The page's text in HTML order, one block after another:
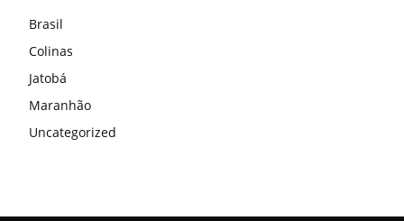
Brasil
Colinas
Jatobá
Maranhão
Uncategorized